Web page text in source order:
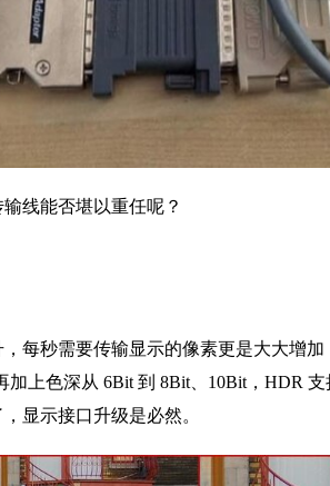
线能否堪以重任呢？
每秒需要传输显示的像素更是大大增加
加上色深从 6Bit 到 8Bit、10Bit，HDR
显示接口升级是必然。